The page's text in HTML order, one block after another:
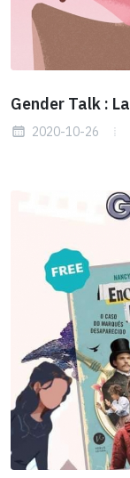
Gender Talk :
2020-10-26